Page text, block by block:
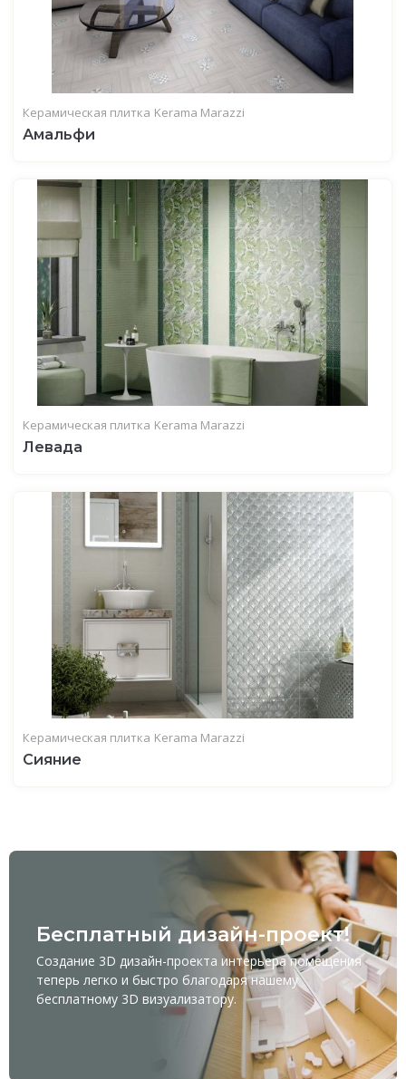
Керамическая плитка Kerama Marazzi
Амальфи
Керамическая плитка Kerama Marazzi
Левада
Керамическая плитка Kerama Marazzi
Сияние
Бесплатный дизайн-проект!
Создание 3D дизайн-проекта интерьера помещения
теперь легко и быстро благодаря нашему
бесплатному 3D визуализатору.